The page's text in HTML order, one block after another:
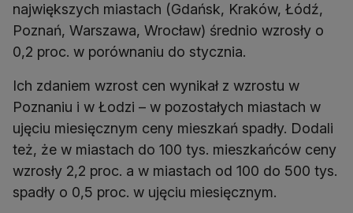
największych miastach (Gdańsk, Kraków, Łódź,
Poznań, Warszawa, Wrocław) średnio wzrosły o
0,2 proc. w porównaniu do stycznia.
Ich zdaniem wzrost cen wynikał z wzrostu w
Poznaniu i w Łodzi – w pozostałych miastach w
ujęciu miesięcznym ceny mieszkań spadły. Dodali
też, że w miastach do 100 tys. mieszkańców ceny
wzrosły 2,2 proc. a w miastach od 100 do 500 tys.
spadły o 0,5 proc. w ujęciu miesięcznym.